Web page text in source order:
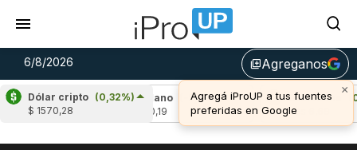
6/8/2026 library_addAgreganos
×
Agregá iProUP a tus fuentes
preferidas en Google
Dólar cripto (0,32%)
$ 1570,28
Cardano
(-2,63%)
Avalanche
u$s 6,69